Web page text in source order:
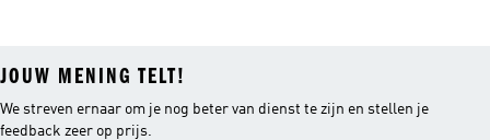
JOUW MENING TELT!
We streven ernaar om je nog beter van dienst te zijn en stellen je
feedback zeer op prijs.